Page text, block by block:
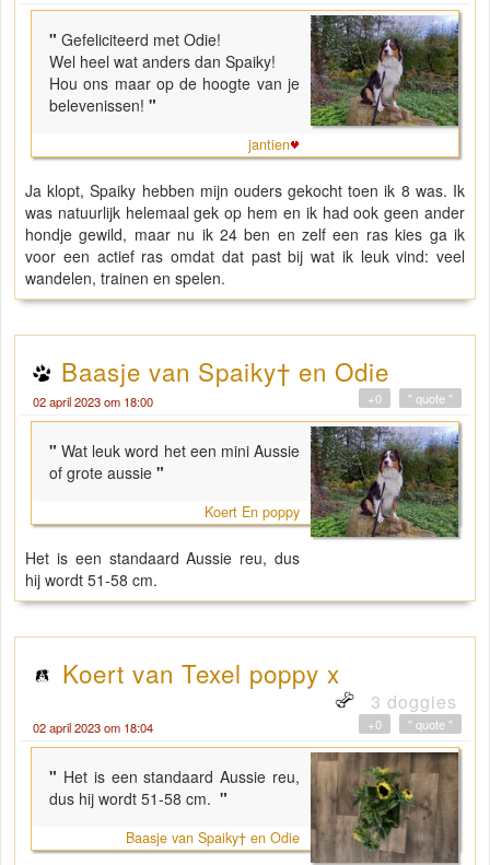
" Gefeliciteerd met Odie!
Wel heel wat anders dan Spaiky!
Hou ons maar op de hoogte van je
belevenissen! "
jantien
Ja klopt, Spaiky hebben mijn ouders gekocht toen ik 8 was. Ik
was natuurlijk helemaal gek op hem en ik had ook geen ander
hondje gewild, maar nu ik 24 ben en zelf een ras kies ga ik
voor een actief ras omdat dat past bij wat ik leuk vind: veel
wandelen, trainen en spelen.
Baasje van Spaiky† en Odie
02 april 2023 om 18:00 " quote "
+0
"Wat leuk word het een mini Aussie
of grote aussie "
Koert En poppy
Het is een standaard Aussie reu, dus
hij wordt 51-58 cm.
Koert van Texel poppy x
3 doggies
02 april 2023 om 18:04 " quote "
+0
" Het is een standaard Aussie reu,
dus hij wordt 51-58 cm. "
Baasje van Spaiky† en Odie